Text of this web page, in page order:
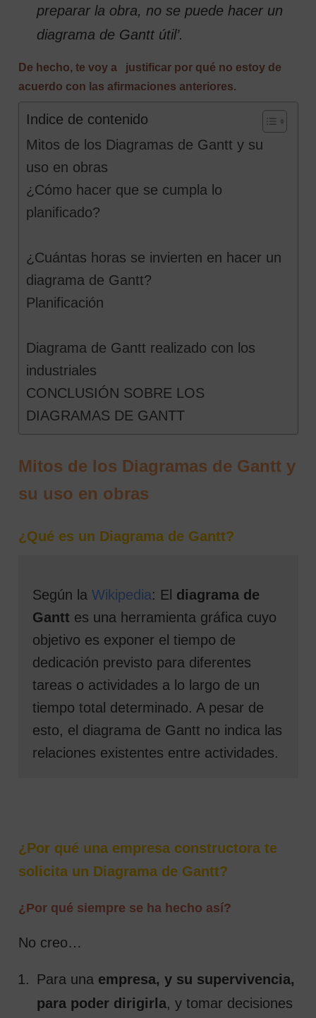
preparar la obra, no se puede hacer un
diagrama de Gantt útil’.
De hecho, te voy a justificar por qué no estoy de
acuerdo con las afirmaciones anteriores.
Indice de contenido
Mitos de los Diagramas de Gantt y su
uso en obras
¿Cómo hacer que se cumpla lo
planificado?
¿Cuántas horas se invierten en hacer un
diagrama de Gantt?
Planificación
Diagrama de Gantt realizado con los
industriales
CONCLUSIÓN SOBRE LOS
DIAGRAMAS DE GANTT
Mitos de los Diagramas de Gantt y
su uso en obras
¿Qué es un Diagrama de Gantt?
Según la Wikipedia: El diagrama de
Gantt es una herramienta gráfica cuyo
objetivo es exponer el tiempo de
dedicación previsto para diferentes
tareas o actividades a lo largo de un
tiempo total determinado. A pesar de
esto, el diagrama de Gantt no indica las
relaciones existentes entre actividades.
¿Por qué una empresa constructora te
solicita un Diagrama de Gantt?
¿Por qué siempre se ha hecho así?
No creo…
Para una empresa, y su supervivencia,
para poder dirigirla, y tomar decisiones